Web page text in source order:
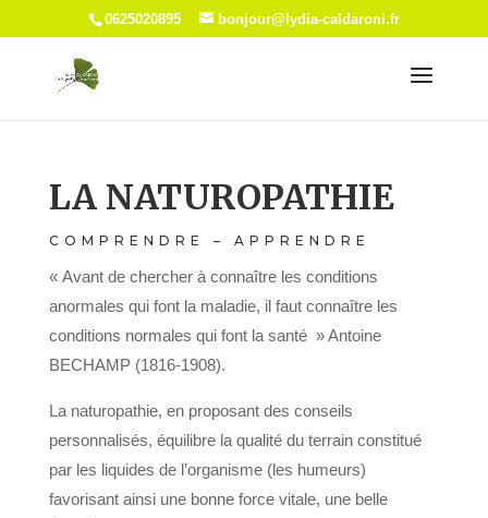
0625020895 bonjour@lydia-caldaroni.fr
LA NATUROPATHIE
COMPRENDRE – APPRENDRE
« Avant de chercher à connaître les conditions
anormales qui font la maladie, il faut connaître les
conditions normales qui font la santé » Antoine
BECHAMP (1816-1908).
La naturopathie, en proposant des conseils
personnalisés, équilibre la qualité du terrain constitué
par les liquides de l’organisme (les humeurs)
favorisant ainsi une bonne force vitale, une belle